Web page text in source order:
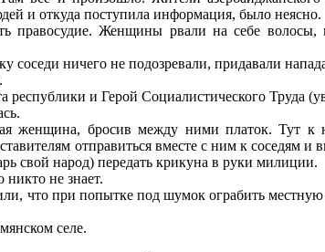
и откуда поступила информация, было неясно.
правосудие. Женщины рвали на себе волосы,
соседи ничего не подозревали, придавали
республики и Герой Социалистического Труда
женщина, бросив между ними платок. Тут к
отправиться вместе с ним к соседям и
свой народ) передать крикуна в руки милиции.
никто не знает.
что при попытке под шумок ограбить
селе.